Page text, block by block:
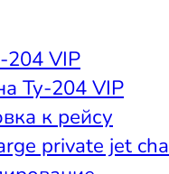
204 VIP
Ту-204 VIP
к рейсу
private jet